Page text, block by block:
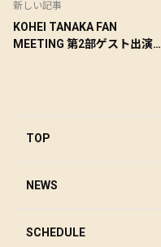
新しい記事
KOHEI TANAKA FAN
MEETING 第2部ゲスト出演の
TOP
NEWS
SCHEDULE